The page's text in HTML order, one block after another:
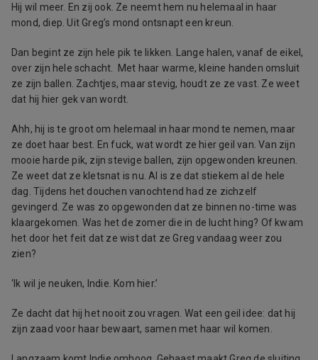
Hij wil meer. En zij ook. Ze neemt hem nu helemaal in haar
mond, diep. Uit Greg’s mond ontsnapt een kreun.
Dan begint ze zijn hele pik te likken. Lange halen, vanaf de eikel,
over zijn hele schacht. Met haar warme, kleine handen omsluit
ze zijn ballen. Zachtjes, maar stevig, houdt ze ze vast. Ze weet
dat hij hier gek van wordt.
Ahh, hij is te groot om helemaal in haar mond te nemen, maar
ze doet haar best. En fuck, wat wordt ze hier geil van. Van zijn
mooie harde pik, zijn stevige ballen, zijn opgewonden kreunen.
Ze weet dat ze kletsnat is nu. Al is ze dat stiekem al de hele
dag. Tijdens het douchen vanochtend had ze zichzelf
gevingerd. Ze was zo opgewonden dat ze binnen no-time was
klaargekomen. Was het de zomer die in de lucht hing? Of kwam
het door het feit dat ze wist dat ze Greg vandaag weer zou
zien?
‘Ik wil je neuken, Indie. Kom hier.’
Ze dacht dat hij het nooit zou vragen. Wat een geil idee: dat hij
zijn zaad voor haar bewaart, samen met haar wil komen.